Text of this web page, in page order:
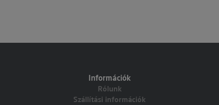
Információk
Rólunk
Szállítási információk